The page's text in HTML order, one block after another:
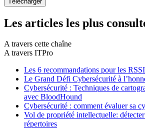
Les articles les plus
A travers cette chaîne
A travers ITPro
Les 6 recommandations pour les RSSI
Le Grand Défi Cybersécurité à
Cybersécurité : Techniques de
avec BloodHound
Cybersécurité : comment évaluer sa
Vol de propriété intellectuelle:
répertoires